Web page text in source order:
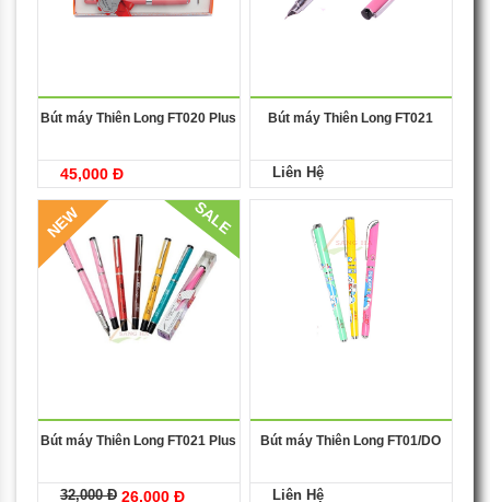
Bút máy Thiên Long FT020 Plus
45,000 Đ
Bút máy Thiên Long FT021
Liên Hệ
SALE
NEW
Bút máy Thiên Long FT021 Plus
32,000 Đ 26,000 Đ
Bút máy Thiên Long FT01/DO
Liên Hệ